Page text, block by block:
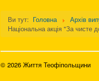
Ви тут: Головна Архів
Національна акція "За чисте
© 2026 Життя Теофіпольщини